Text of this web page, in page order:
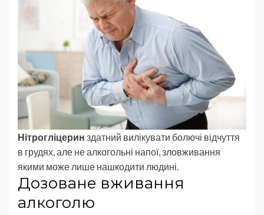
Нітрогліцерин здатний вилікувати болючі відчуття
в грудях, але не алкогольні напої, зловживання
якими може лише нашкодити людині.
Дозоване вживання
алкоголю